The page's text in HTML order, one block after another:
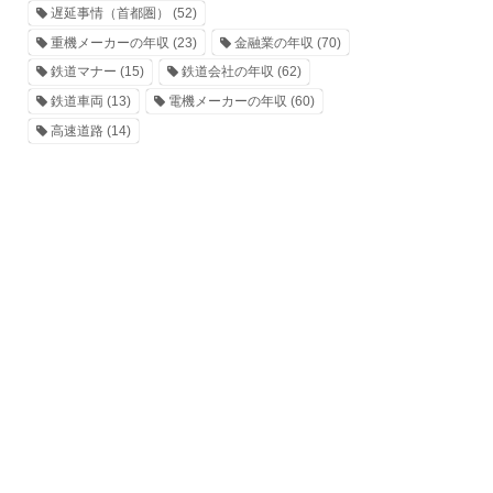
遅延事情（首都圏）
(52)
重機メーカーの年収 (23) 金融業の年収 (70)
鉄道マナー (15) 鉄道会社の年収 (62)
鉄道車両 (13) 電機メーカーの年収 (60)
高速道路 (14)